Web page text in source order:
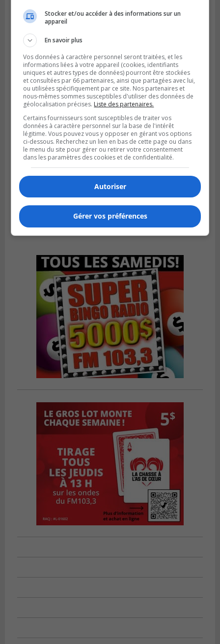
VIEUX-LONGUEUIL
Le RTL dévoile sa nouvelle flotte de
transport adapté
Publié le 31 juillet 2026 à 12h00
Le transport à la demande du RTL prend
de l’expansion à Brossard
Stocker et/ou accéder à des informations sur un
appareil
En savoir plus
Vos données à caractère personnel seront traitées, et les
informations liées à votre appareil (cookies, identifiants
uniques et autres types de données) pourront être stockées
et consultées par 66 partenaires, ainsi que partagées avec lui,
ou utilisées spécifiquement par ce site. Nos partenaires et
nous-mêmes sommes susceptibles d'utiliser des données de
géolocalisation précises. Liste des partenaires.
Certains fournisseurs sont susceptibles de traiter vos
données à caractère personnel sur la base de l'intérêt
légitime. Vous pouvez vous y opposer en gérant vos options
ci-dessous. Recherchez un lien en bas de cette page ou dans
le menu du site pour gérer ou retirer votre consentement
dans les paramètres des cookies et de confidentialité.
Autoriser
Gérer vos préférences